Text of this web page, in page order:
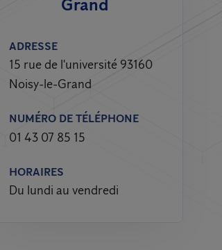
Grand
ADRESSE
15 rue de l'université 93160
Noisy-le-Grand
NUMÉRO DE TÉLÉPHONE
01 43 07 85 15
HORAIRES
Du lundi au vendredi